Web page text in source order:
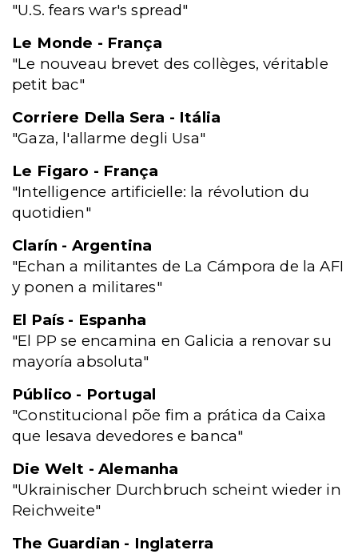
"U.S. fears war's spread"
Le Monde - França
"Le nouveau brevet des collèges, véritable
petit bac"
Corriere Della Sera - Itália
"Gaza, l'allarme degli Usa"
Le Figaro - França
"Intelligence artificielle: la révolution du
quotidien"
Clarín - Argentina
"Echan a militantes de La Cámpora de la AFI
y ponen a militares"
El País - Espanha
"El PP se encamina en Galicia a renovar su
mayoría absoluta"
Público - Portugal
"Constitucional põe fim a prática da Caixa
que lesava devedores e banca"
Die Welt - Alemanha
"Ukrainischer Durchbruch scheint wieder in
Reichweite"
The Guardian - Inglaterra